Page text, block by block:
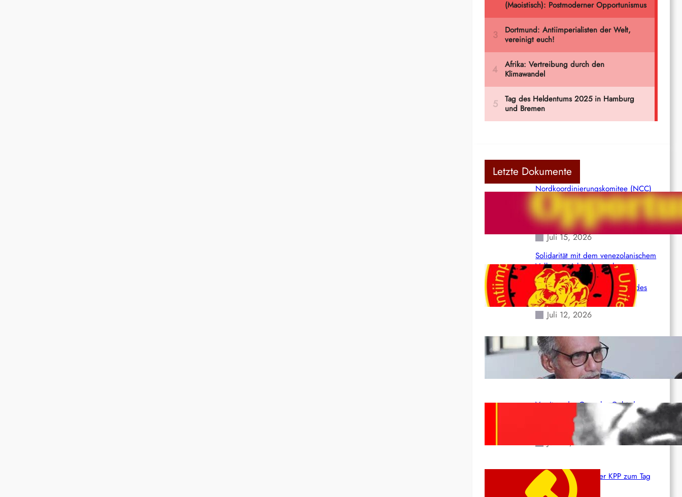
Letzte Dokumente
Nordkoordinierungskomitee (NCC)
der Kommunistischen Partei Indiens
(Maoistisch): Postmoderner
Opportunismus
Juli 15, 2026
Solidarität mit dem venezolanischem
Volk angesichts der verlorenen
Leben und der katastrophalen
Situation durch die Erdbeben des
24. Juni!
Juli 12, 2026
Indien: „Die Politik der Kapitulation“
von K. Murali (Ajith)
Juli 1, 2026
Vorsitzender Gonzalo: Gebt das
Leben für die Partei und die
Revolution!
Juni 19, 2026
Beschluss des ZK der KPP zum Tag
des Heldentums